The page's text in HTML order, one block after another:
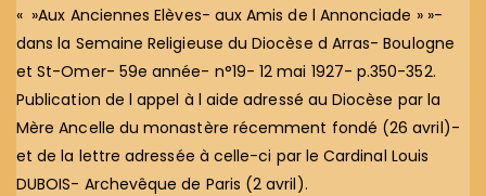
« »Aux Anciennes Elèves- aux Amis de l Annonciade » »-
dans la Semaine Religieuse du Diocèse d Arras- Boulogne
et St-Omer- 59e année- n°19- 12 mai 1927- p.350-352.
Publication de l appel à l aide adressé au Diocèse par la
Mère Ancelle du monastère récemment fondé (26 avril)-
et de la lettre adressée à celle-ci par le Cardinal Louis
DUBOIS- Archevêque de Paris (2 avril).